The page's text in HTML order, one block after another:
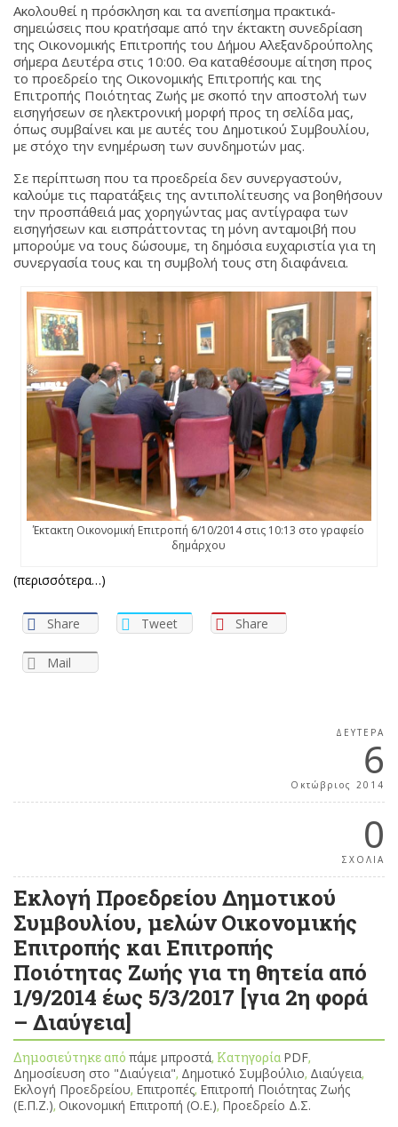
Ακολουθεί η πρόσκληση και τα ανεπίσημα πρακτικά-
σημειώσεις που κρατήσαμε από την έκτακτη συνεδρίαση
της Οικονομικής Επιτροπής του Δήμου Αλεξανδρούπολης
σήμερα Δευτέρα στις 10:00. Θα καταθέσουμε αίτηση προς
το προεδρείο της Οικονομικής Επιτροπής και της
Επιτροπής Ποιότητας Ζωής με σκοπό την αποστολή των
εισηγήσεων σε ηλεκτρονική μορφή προς τη σελίδα μας,
όπως συμβαίνει και με αυτές του Δημοτικού Συμβουλίου,
με στόχο την ενημέρωση των συνδημοτών μας.
Σε περίπτωση που τα προεδρεία δεν συνεργαστούν,
καλούμε τις παρατάξεις της αντιπολίτευσης να βοηθήσουν
την προσπάθειά μας χορηγώντας μας αντίγραφα των
εισηγήσεων και εισπράττοντας τη μόνη ανταμοιβή που
μπορούμε να τους δώσουμε, τη δημόσια ευχαριστία για τη
συνεργασία τους και τη συμβολή τους στη διαφάνεια.
Έκτακτη Οικονομική Επιτροπή 6/10/2014 στις 10:13 στο γραφείο
δημάρχου
(περισσότερα…)
Share Tweet Share
Mail
ΔΕΥΤΈΡΑ
6
Οκτώβριος 2014
0
ΣΧΟΛΙΑ
Εκλογή Προεδρείου Δημοτικού
Συμβουλίου, μελών Οικονομικής
Επιτροπής και Επιτροπής
Ποιότητας Ζωής για τη θητεία από
1/9/2014 έως 5/3/2017 [για 2η φορά
– Διαύγεια]
Δημοσιεύτηκε από πάμε μπροστά, Κατηγορία PDF,
Δημοσίευση στο "Διαύγεια", Δημοτικό Συμβούλιο, Διαύγεια,
Εκλογή Προεδρείου, Επιτροπές, Επιτροπή Ποιότητας Ζωής
(Ε.Π.Ζ.), Οικονομική Επιτροπή (Ο.Ε.), Προεδρείο Δ.Σ.